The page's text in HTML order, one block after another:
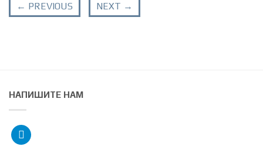
← PREVIOUS NEXT →
НАПИШИТЕ НАМ
telegram